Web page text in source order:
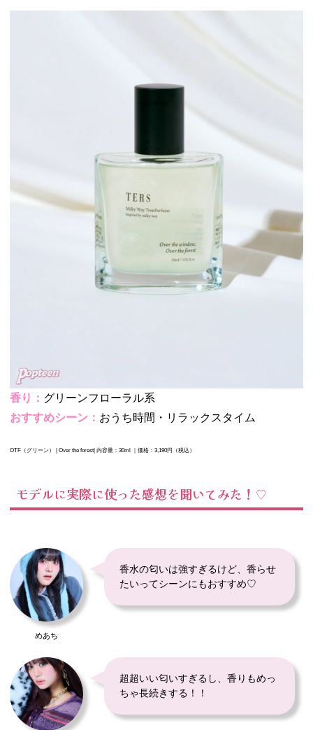
香り： グリーンフローラル系
おすすめシーン： おうち時間・リラックスタイム
OTF（グリーン） | Over the forest| 内容量：30ml ｜価格：3,190円（税込）
モデルに実際に使った感想を聞いてみた！♡
めあち
香水の匂いは強すぎるけど、香らせ
たいってシーンにもおすすめ♡
超超いい匂いすぎるし、香りもめっ
ちゃ長続きする！！